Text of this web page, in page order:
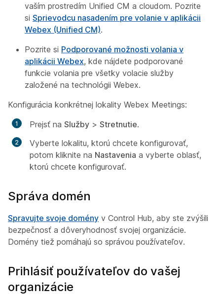
vaším prostredím Unified CM a cloudom. Pozrite
si Sprievodcu nasadením pre volanie v aplikácii
Webex (Unified CM).
Pozrite si Podporované možnosti volania v
aplikácii Webex, kde nájdete podporované
funkcie volania pre všetky volacie služby
založené na technológii Webex.
Konfigurácia konkrétnej lokality Webex Meetings:
Prejsť na Služby > Stretnutie.
Vyberte lokalitu, ktorú chcete konfigurovať,
potom kliknite na Nastavenia a vyberte oblasť,
ktorú chcete konfigurovať.
Správa domén
Spravujte svoje domény v Control Hub, aby ste zvýšili
bezpečnosť a dôveryhodnosť svojej organizácie.
Domény tiež pomáhajú so správou používateľov.
Prihlásiť používateľov do vašej
organizácie